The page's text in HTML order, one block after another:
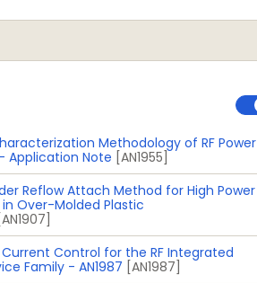
Methodology of RF Power
Application Note [AN1955]
Reflow Attach Method for High Power
in Over-Molded Plastic
[AN1907]
Control for the RF Integrated
Family - AN1987 [AN1987]